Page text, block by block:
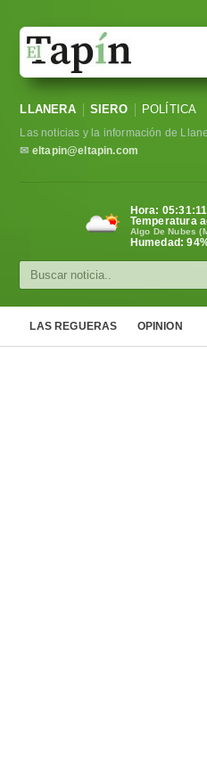
Sociedad
Política
Cultura
LLANERA SIERO POLÍTICA
Las noticias y la información de
✉ eltapin@eltapin.com
Hora: 05:31:11
Temperatura
Algo De Nubes
Humedad:
LAS REGUERAS OPINION